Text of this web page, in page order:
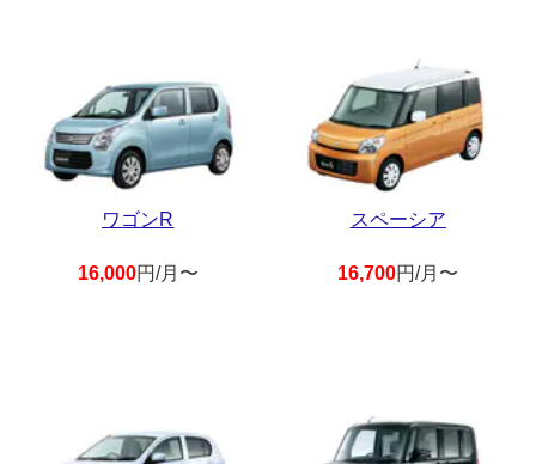
ワゴンR
16,000円/月〜
スペーシア
16,700円/月〜